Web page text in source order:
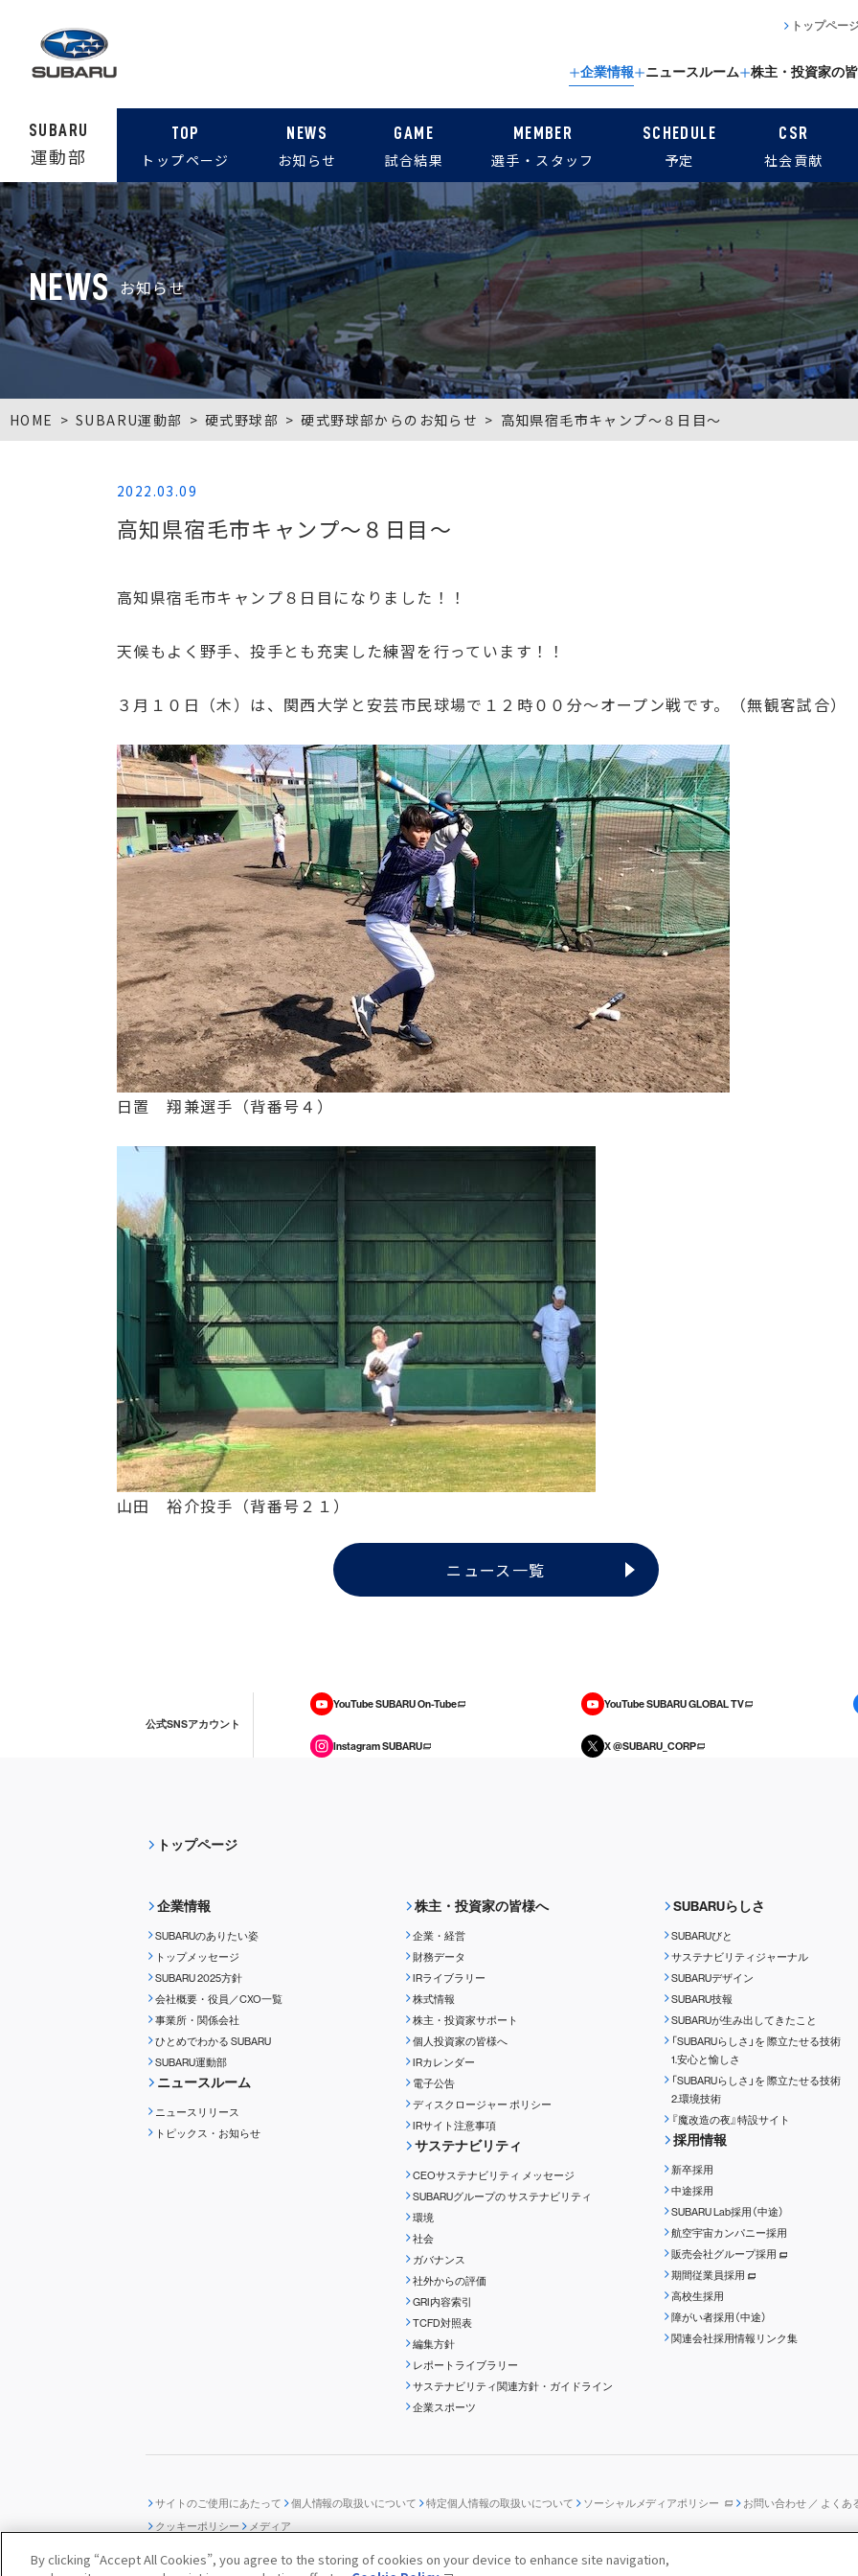
企業情報 ニュースルーム 株主・投資家の
トップペー
SUBARU
運動部
TOP
トップページ
NEWS
お知らせ
GAME
試合結果
MEMBER
選手・スタッフ
SCHEDULE
予定
CSR
社会貢献
NEWS お知らせ
HOME SUBARU運動部 硬式野球部 硬式野球部からのお知らせ 高知県宿毛市キャンプ～８日目～
2022.03.09
高知県宿毛市キャンプ～８日目～
高知県宿毛市キャンプ８日目になりました！！
天候もよく野手、投手とも充実した練習を行っています！！
３月１０日（木）は、関西大学と安芸市民球場で１２時００分～オープン戦です。（無観客試合）
日置 翔兼選手（背番号４）
山田 裕介投手（背番号２１）
ニュース一覧
公式SNSアカウント
YouTube SUBARU On-Tube YouTube SUBARU GLOBAL TV
Instagram SUBARU X @SUBARU_CORP
トップページ
企業情報
SUBARUのありたい姿
トップメッセージ
SUBARU 2025方針
会社概要・役員／CXO一覧
事業所・関係会社
ひとめでわかる SUBARU
SUBARU運動部
ニュースルーム
ニュースリリース
トピックス・お知らせ
株主・投資家の皆様へ
企業・経営
財務データ
IRライブラリー
株式情報
株主・投資家サポート
個人投資家の皆様へ
IRカレンダー
電子公告
ディスクロージャーポリシー
IRサイト注意事項
サステナビリティ
CEOサステナビリティ メッセージ
SUBARUグループのサステナビリティ
環境
社会
ガバナンス
社外からの評価
GRI内容索引
TCFD対照表
編集方針
レポートライブラリー
サステナビリティ関連方針・ガイドライン
企業スポーツ
SUBARUらしさ
SUBARUびと
サステナビリティジャーナル
SUBARUデザイン
SUBARU技報
SUBARUが生み出してきたこと
「SUBARUらしさ」を 際立たせる技術
1.安心と愉しさ
「SUBARUらしさ」を 際立たせる技術
2.環境技術
『魔改造の夜』特設サイト
採用情報
新卒採用
中途採用
SUBARU Lab採用（中途）
航空宇宙カンパニー採用
販売会社グループ採用
期間従業員採用
高校生採用
障がい者採用（中途）
関連会社採用情報リンク集
サイトのご使用にあたって 個人情報の取扱いについて 特定個人情報の取扱いについて ソーシャルメディアポリシー
お問い合わせ ／ よくあ
クッキーポリシー
メディア
By clicking “Accept All Cookies”, you agree to the storing of cookies on your device to enhance site navigation,